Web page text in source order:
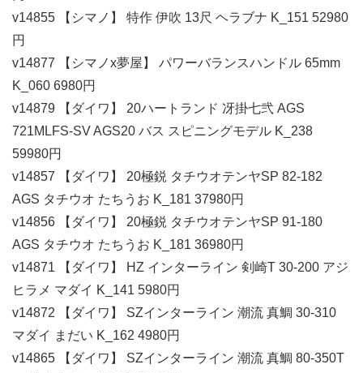
v14855 【シマノ】 特作 伊吹 13尺 ヘラブナ K_151 52980
円
v14877 【シマノx夢屋】 パワーバランスハンドル 65mm
K_060 6980円
v14879 【ダイワ】 20ハートランド 冴掛七弐 AGS
721MLFS-SV AGS20 バス スピニングモデル K_238
59980円
v14857 【ダイワ】 20極鋭 タチウオテンヤSP 82-182
AGS タチウオ たちうお K_181 37980円
v14856 【ダイワ】 20極鋭 タチウオテンヤSP 91-180
AGS タチウオ たちうお K_181 36980円
v14871 【ダイワ】 HZ インターライン 剣崎T 30-200 アジ
ヒラメ マダイ K_141 5980円
v14872 【ダイワ】 SZインターライン 潮流 真鯛 30-310
マダイ まだい K_162 4980円
v14865 【ダイワ】 SZインターライン 潮流 真鯛 80-350T